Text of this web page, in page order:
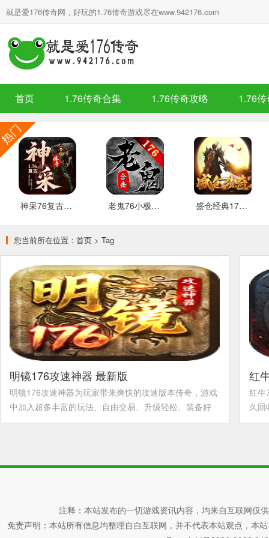
就是爱176传奇网，好玩的1.76传奇游戏尽在www.942176.com
首页 1.76传奇合集 1.76传奇攻略 1.76
神采76复古加强版 安卓下载 老鬼76小极品合击 推荐 盛仓经典176 安卓下载
您当前所在位置： 首页 > Tag
明镜176攻速神器 最新版
明镜176攻速神器为玩家带来爽快的攻速版本传奇，游戏
中加入超多丰富的玩法、自由交易、升级轻松、装备好
打，所有的装备道具等均可打出，带你感受不一样的传
红
红牛
久回
加入
注释：本站发布的一切游戏资讯内容，均来自互联网仅
免责声明：本站所有信息均整理自自互联网，并不代表本站观点，本